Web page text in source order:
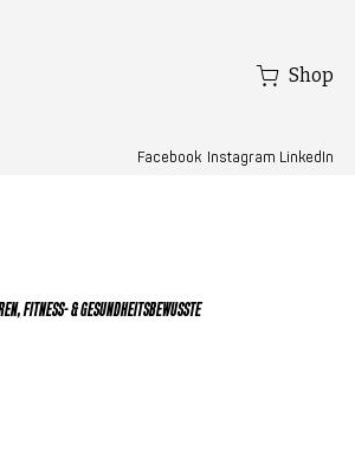
Facebook Instagram LinkedIn
Shop
FITNESS- & GESUNDHEITSBEWUSSTE